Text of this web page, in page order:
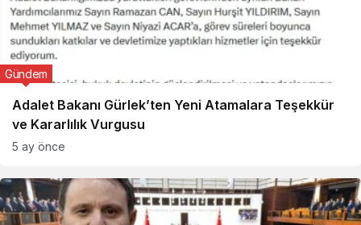
Adalet Bakanı Gürlek’ten Yeni Atamalara Teşekkür
ve Kararlılık Vurgusu
Gündem
5 ay önce